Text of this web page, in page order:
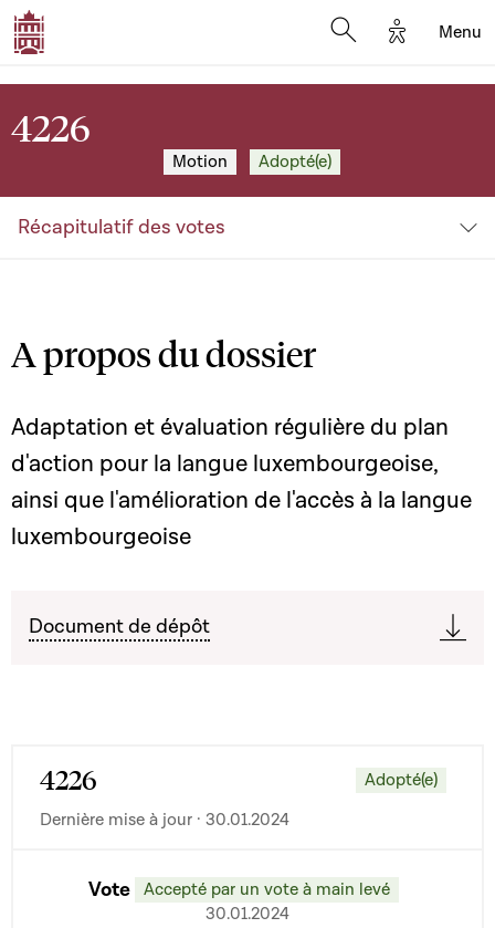
Options
Menu
4226
Motion Adopté(e)
Récapitulatif des votes
A propos du dossier
Adaptation et évaluation régulière du plan
d'action pour la langue luxembourgeoise,
ainsi que l'amélioration de l'accès à la langue
luxembourgeoise
Document de dépôt
4226
Adopté(e)
Dernière mise à jour · 30.01.2024
Vote Accepté par un vote à main levé
30.01.2024